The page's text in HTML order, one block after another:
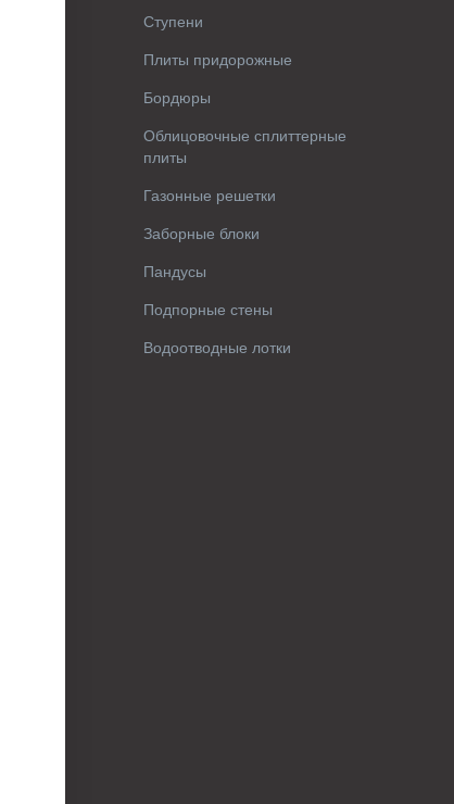
Ступени
Плиты придорожные
Бордюры
Облицовочные сплиттерные
плиты
Газонные решетки
Заборные блоки
Пандусы
Подпорные стены
Водоотводные лотки